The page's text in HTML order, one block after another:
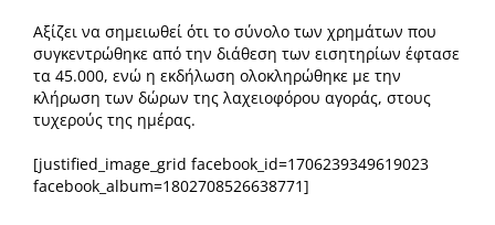
Αξίζει να σημειωθεί ότι το σύνολο των χρημάτων που
συγκεντρώθηκε από την διάθεση των εισητηρίων έφτασε
τα 45.000, ενώ η εκδήλωση ολοκληρώθηκε με την
κλήρωση των δώρων της λαχειοφόρου αγοράς, στους
τυχερούς της ημέρας.
[justified_image_grid facebook_id=1706239349619023
facebook_album=1802708526638771]